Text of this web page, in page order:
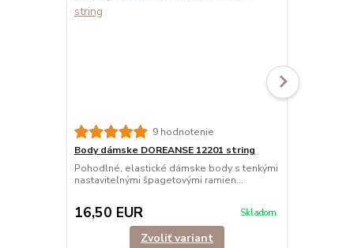
9 hodnotenie
Body dámske DOREANSE 12201 string
Pohodlné, elastické dámske body s tenkými
nastaviteľnými špagetovými ramien...
16,50 EUR Skladom
Zvoliť variant